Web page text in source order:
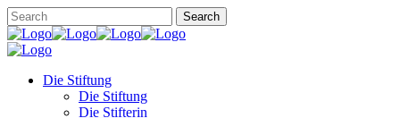
Die Stiftung
Die Stiftung
Die Stifterin